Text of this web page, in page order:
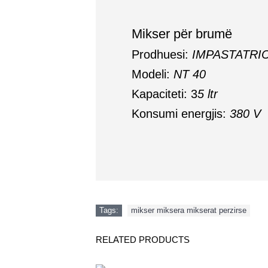
Mikser për brumë
Prodhuesi:
Modeli: NT 40
Kapaciteti: 35 ltr
Konsumi energjis: 380 V
Tags: mikser miksera mikserat perzirse
RELATED PRODUCTS